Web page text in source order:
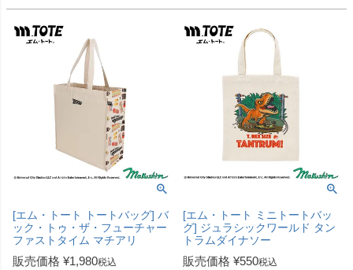
[エム・トート トートバッグ] バ
ック・トゥ・ザ・フューチャー
ファストタイム マチアリ
販売価格 ¥1,980税込
[エム・トート ミニトートバッ
グ] ジュラシックワールド タン
トラムダイナソー
販売価格 ¥550税込